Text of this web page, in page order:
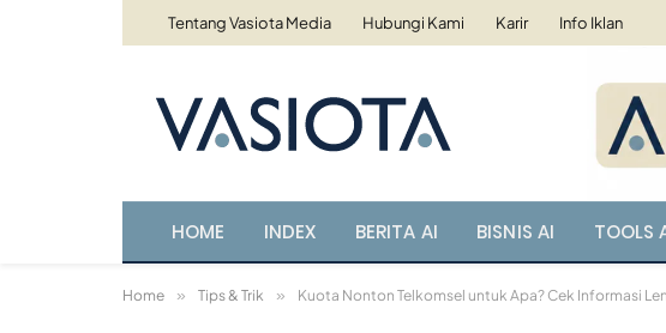
Tentang Vasiota Media Hubungi Kami Karir Info Iklan
HOME INDEX BERITA AI BISNIS AI TOOLS
Home » Tips & Trik » Kuota Nonton Telkomsel untuk Apa? Cek Informasi